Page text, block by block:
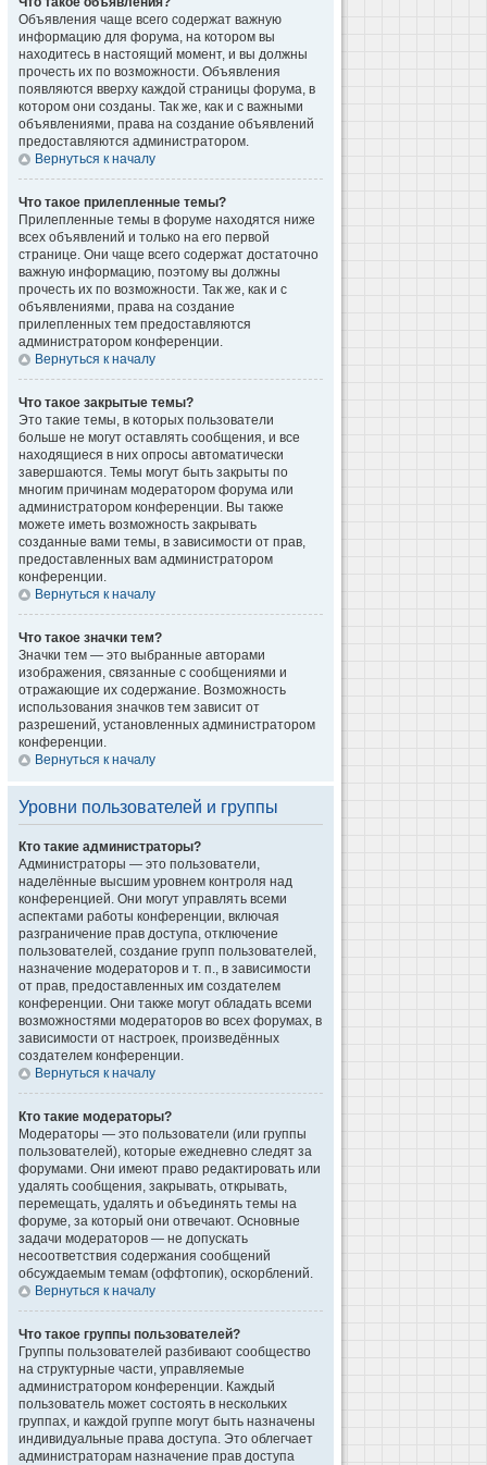
Объявления чаще всего содержат важную
информацию для форума, на котором вы
находитесь в настоящий момент, и вы должны
прочесть их по возможности. Объявления
появляются вверху каждой страницы форума, в
котором они созданы. Так же, как и с важными
объявлениями, права на создание объявлений
предоставляются администратором.
Вернуться к началу
Что такое прилепленные темы?
Прилепленные темы в форуме находятся ниже
всех объявлений и только на его первой
странице. Они чаще всего содержат достаточно
важную информацию, поэтому вы должны
прочесть их по возможности. Так же, как и с
объявлениями, права на создание
прилепленных тем предоставляются
администратором конференции.
Вернуться к началу
Что такое закрытые темы?
Это такие темы, в которых пользователи
больше не могут оставлять сообщения, и все
находящиеся в них опросы автоматически
завершаются. Темы могут быть закрыты по
многим причинам модератором форума или
администратором конференции. Вы также
можете иметь возможность закрывать
созданные вами темы, в зависимости от прав,
предоставленных вам администратором
конференции.
Вернуться к началу
Что такое значки тем?
Значки тем — это выбранные авторами
изображения, связанные с сообщениями и
отражающие их содержание. Возможность
использования значков тем зависит от
разрешений, установленных администратором
конференции.
Вернуться к началу
Уровни пользователей и группы
Кто такие администраторы?
Администраторы — это пользователи,
наделённые высшим уровнем контроля над
конференцией. Они могут управлять всеми
аспектами работы конференции, включая
разграничение прав доступа, отключение
пользователей, создание групп пользователей,
назначение модераторов и т. п., в зависимости
от прав, предоставленных им создателем
конференции. Они также могут обладать всеми
возможностями модераторов во всех форумах, в
зависимости от настроек, произведённых
создателем конференции.
Вернуться к началу
Кто такие модераторы?
Модераторы — это пользователи (или группы
пользователей), которые ежедневно следят за
форумами. Они имеют право редактировать или
удалять сообщения, закрывать, открывать,
перемещать, удалять и объединять темы на
форуме, за который они отвечают. Основные
задачи модераторов — не допускать
несоответствия содержания сообщений
обсуждаемым темам (оффтопик), оскорблений.
Вернуться к началу
Что такое группы пользователей?
Группы пользователей разбивают сообщество
на структурные части, управляемые
администратором конференции. Каждый
пользователь может состоять в нескольких
группах, и каждой группе могут быть назначены
индивидуальные права доступа. Это облегчает
администраторам назначение прав доступа